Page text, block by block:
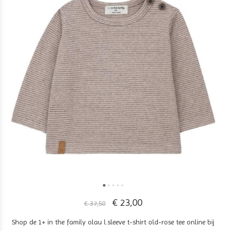
€ 37,50 € 23,00
Shop de 1+ in the family olau l.sleeve t-shirt old-rose tee online bij